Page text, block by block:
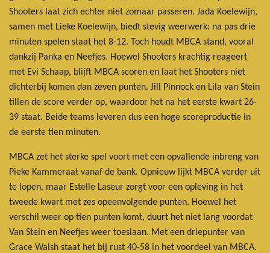
Shooters laat zich echter niet zomaar passeren. Jada Koelewijn,
samen met Lieke Koelewijn, biedt stevig weerwerk: na pas drie
minuten spelen staat het 8-12. Toch houdt MBCA stand, vooral
dankzij Panka en Neefjes. Hoewel Shooters krachtig reageert
met Evi Schaap, blijft MBCA scoren en laat het Shooters niet
dichterbij komen dan zeven punten. Jill Pinnock en Lila van Stein
tillen de score verder op, waardoor het na het eerste kwart 26-
39 staat. Beide teams leveren dus een hoge scoreproductie in
de eerste tien minuten.
MBCA zet het sterke spel voort met een opvallende inbreng van
Pieke Kammeraat vanaf de bank. Opnieuw lijkt MBCA verder uit
te lopen, maar Estelle Laseur zorgt voor een opleving in het
tweede kwart met zes opeenvolgende punten. Hoewel het
verschil weer op tien punten komt, duurt het niet lang voordat
Van Stein en Neefjes weer toeslaan. Met een driepunter van
Grace Walsh staat het bij rust 40-58 in het voordeel van MBCA.